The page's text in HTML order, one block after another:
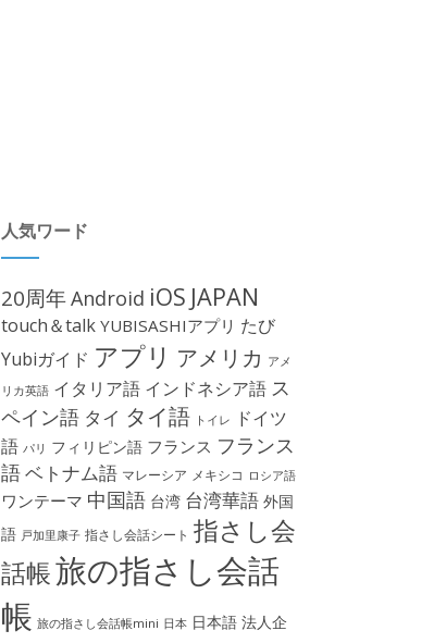
人気ワード
20周年Android iOS JAPAN
touch＆talk YUBISASHIアプリ たび
Yubiガイド アプリ アメリカ アメ
リカ英語 イタリア語 インドネシア語 ス
ペイン語 タイ タイ語 トイレ
ドイツ
語 パリ フィリピン語 フランス フランス
語ベトナム語 マレーシア メキシコ ロシア語
ワンテーマ 中国語 台湾 台湾華語 外国
語 戸加里康子 指さし会話シート 指さし会
話帳旅の指さし会話
帳 旅の指さし会話帳mini 日本 日本語 法人企